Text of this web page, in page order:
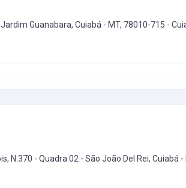
Jardim Guanabara, Cuiabá - MT, 78010-715 -
N.370 - Quadra 02 - São João Del Rei, Cuiabá -